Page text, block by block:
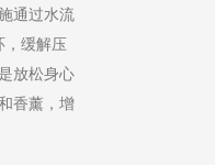
精油，通过
肌肉，缓解
情绪和身体
薄荷精油有